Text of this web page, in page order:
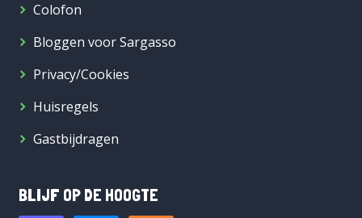
Colofon
Bloggen voor Sargasso
Privacy/Cookies
Huisregels
Gastbijdragen
BLIJF OP DE HOOGTE